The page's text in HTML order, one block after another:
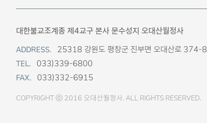
대한불교조계종 제4교구 본사 문수성지 오대산월정사
ADDRESS. 25318 강원도 평창군 진부면 오대산로 374-8
TEL. 033)339-6800
FAX. 033)332-6915
COPYRIGHT ⓒ 2016 오대산월정사. ALL RIGHTS RESERVED.